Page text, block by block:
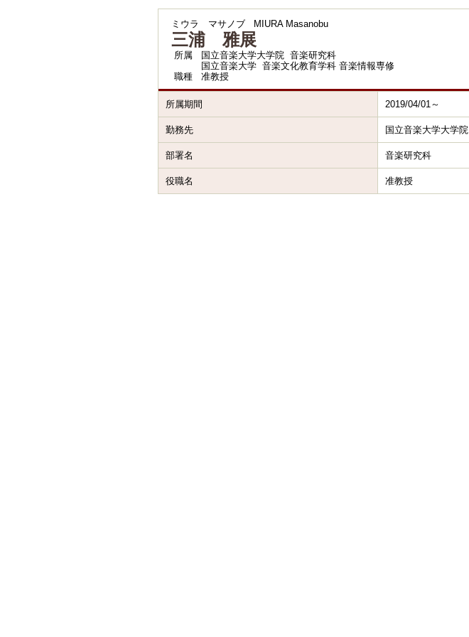
ミウラ マサノブ MIURA Masanobu
三浦 雅展
所属
国立音楽大学大学院 音楽研究科
国立音楽大学 音楽文化教育学科 音楽情報専修
職種
准教授
所属期間 2019/04/01～
勤務先 国立音楽大学大学院
部署名 音楽研究科
役職名 准教授